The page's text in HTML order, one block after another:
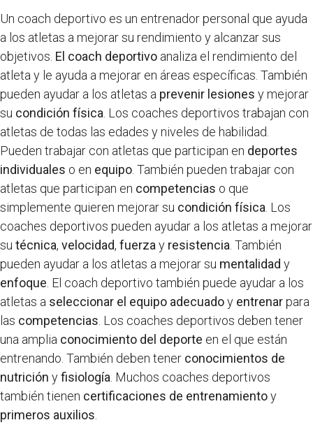
Un coach deportivo es un entrenador personal que ayuda
a los atletas a mejorar su rendimiento y alcanzar sus
objetivos. El coach deportivo analiza el rendimiento del
atleta y le ayuda a mejorar en áreas específicas. También
pueden ayudar a los atletas a prevenir lesiones y mejorar
su condición física . Los coaches deportivos trabajan con
atletas de todas las edades y niveles de habilidad.
Pueden trabajar con atletas que participan en deportes
individuales o en equipo . También pueden trabajar con
atletas que participan en competencias o que
simplemente quieren mejorar su condición física . Los
coaches deportivos pueden ayudar a los atletas a mejorar
su técnica, velocidad, fuerza y resistencia . También
pueden ayudar a los atletas a mejorar su mentalidad y
enfoque . El coach deportivo también puede ayudar a los
atletas a seleccionar el equipo adecuadoy entrenarpara
las competencias . Los coaches deportivos deben tener
una amplia conocimiento del deporte en el que están
entrenando. También deben tener conocimientos de
nutrición yfisiología . Muchos coaches deportivos
también tienen certificaciones de entrenamientoy
primeros auxilios